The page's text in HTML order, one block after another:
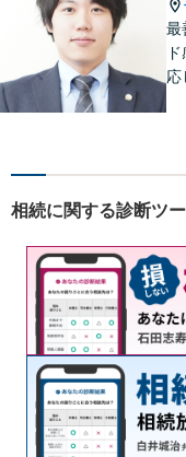
さ
最
応
相続に関する診断ツ